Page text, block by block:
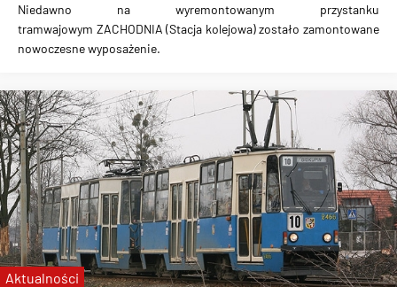
Niedawno na wyremontowanym przystanku
tramwajowym ZACHODNIA (Stacja kolejowa)zostałozamontowane
nowoczesne wyposażenie.
Aktualności